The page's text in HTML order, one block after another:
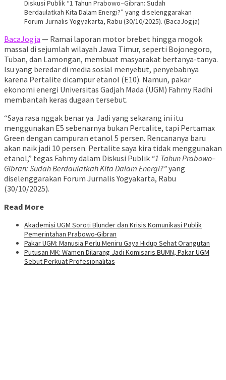
Diskusi Publik “1 Tahun Prabowo–Gibran: Sudah
Berdaulatkah Kita Dalam Energi?” yang diselenggarakan
Forum Jurnalis Yogyakarta, Rabu (30/10/2025). (BacaJogja)
BacaJogja — Ramai laporan motor brebet hingga mogok
massal di sejumlah wilayah Jawa Timur, seperti Bojonegoro,
Tuban, dan Lamongan, membuat masyarakat bertanya-tanya.
Isu yang beredar di media sosial menyebut, penyebabnya
karena Pertalite dicampur etanol (E10). Namun, pakar
ekonomi energi Universitas Gadjah Mada (UGM) Fahmy Radhi
membantah keras dugaan tersebut.
“Saya rasa nggak benar ya. Jadi yang sekarang ini itu
menggunakan E5 sebenarnya bukan Pertalite, tapi Pertamax
Green dengan campuran etanol 5 persen. Rencananya baru
akan naik jadi 10 persen. Pertalite saya kira tidak menggunakan
etanol,” tegas Fahmy dalam Diskusi Publik “1 Tahun Prabowo–
Gibran: Sudah Berdaulatkah Kita Dalam Energi?”yang
diselenggarakan Forum Jurnalis Yogyakarta, Rabu
(30/10/2025).
Read More
Akademisi UGM Soroti Blunder dan Krisis Komunikasi Publik
Pemerintahan Prabowo-Gibran
Pakar UGM: Manusia Perlu Meniru Gaya Hidup Sehat Orangutan
Putusan MK: Wamen Dilarang Jadi Komisaris BUMN, Pakar UGM
Sebut Perkuat Profesionalitas